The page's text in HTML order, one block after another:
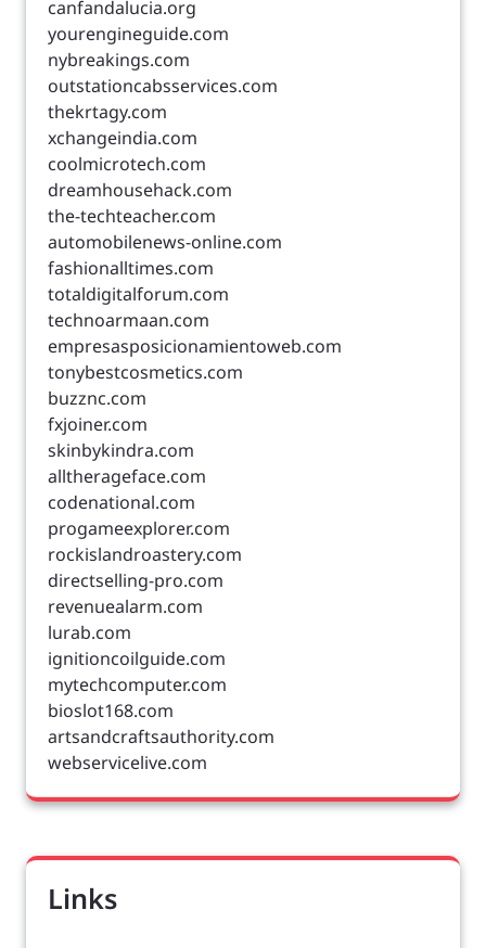
canfandalucia.org
yourengineguide.com
nybreakings.com
outstationcabsservices.com
thekrtagy.com
xchangeindia.com
coolmicrotech.com
dreamhousehack.com
the-techteacher.com
automobilenews-online.com
fashionalltimes.com
totaldigitalforum.com
technoarmaan.com
empresasposicionamientoweb.com
tonybestcosmetics.com
buzznc.com
fxjoiner.com
skinbykindra.com
alltherageface.com
codenational.com
progameexplorer.com
rockislandroastery.com
directselling-pro.com
revenuealarm.com
lurab.com
ignitioncoilguide.com
mytechcomputer.com
bioslot168.com
artsandcraftsauthority.com
webservicelive.com
Links